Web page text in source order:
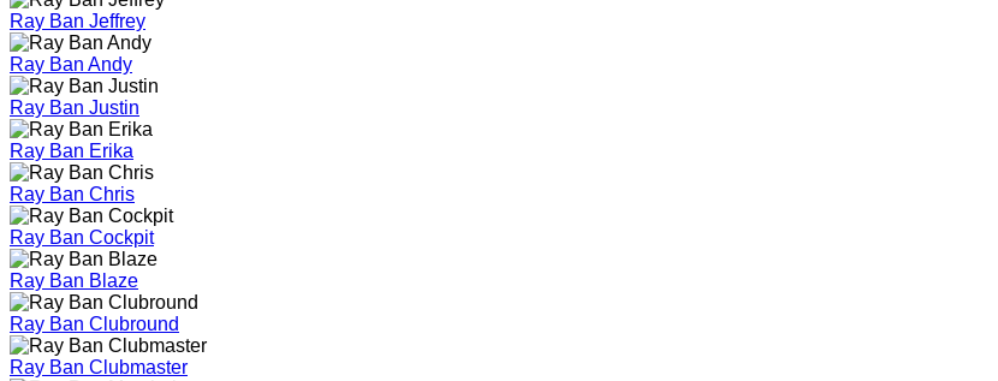
Ray Ban Jeffrey
Ray Ban Andy
Ray Ban Justin
Ray Ban Erika
Ray Ban Chris
Ray Ban Cockpit
Ray Ban Blaze
Ray Ban Clubround
Ray Ban Clubmaster